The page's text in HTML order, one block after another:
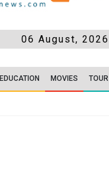
06 August, 2026
EDUCATION MOVIES TOUR